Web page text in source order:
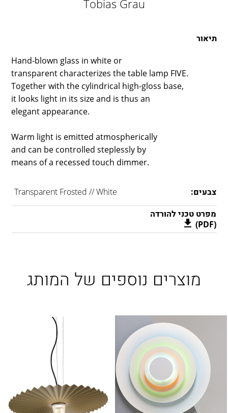
LAMBERT & FILS
VIABIZZUNO
TOBIAS GRAU
GROK
Tobias Grau
תיאור
Hand-blown glass in white or
transparent characterizes the table lamp FIVE.
Together with the cylindrical high-gloss base,
it looks light in its size and is thus an
elegant appearance.
Warm light is emitted atmospherically
and can be controlled steplessly by
means of a recessed touch dimmer.
צבעים:
Transparent Frosted // White
מפרט טכני להורדה
(PDF)
מוצרים נוספים של המותג